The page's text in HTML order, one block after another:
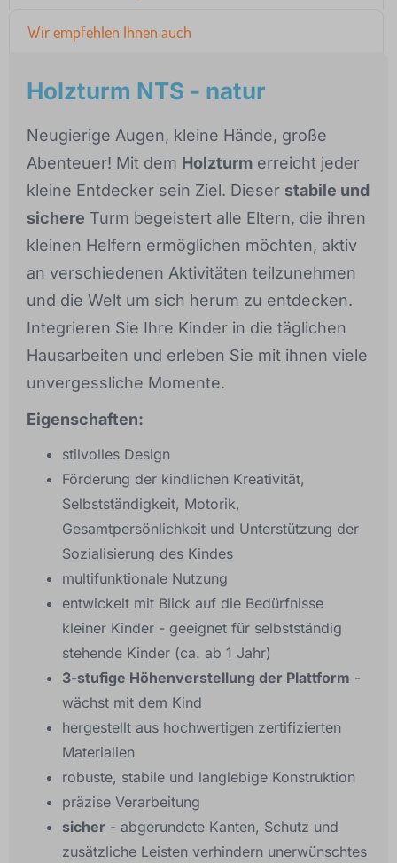
Wir empfehlen Ihnen auch
Holzturm NTS - natur
Neugierige Augen, kleine Hände, große
Abenteuer! Mit dem Holzturm erreicht jeder
kleine Entdecker sein Ziel. Dieser stabile und
sichere Turm begeistert alle Eltern, die ihren
kleinen Helfern ermöglichen möchten, aktiv
an verschiedenen Aktivitäten teilzunehmen
und die Welt um sich herum zu entdecken.
Integrieren Sie Ihre Kinder in die täglichen
Hausarbeiten und erleben Sie mit ihnen viele
unvergessliche Momente.
Eigenschaften:
stilvolles Design
Förderung der kindlichen Kreativität,
Selbstständigkeit, Motorik,
Gesamtpersönlichkeit und Unterstützung der
Sozialisierung des Kindes
multifunktionale Nutzung
entwickelt mit Blick auf die Bedürfnisse
kleiner Kinder - geeignet für selbstständig
stehende Kinder (ca. ab 1 Jahr)
3-stufige Höhenverstellung der Plattform -
wächst mit dem Kind
hergestellt aus hochwertigen zertifizierten
Materialien
robuste, stabile und langlebige Konstruktion
präzise Verarbeitung
sicher - abgerundete Kanten, Schutz und
zusätzliche Leisten verhindern unerwünschtes